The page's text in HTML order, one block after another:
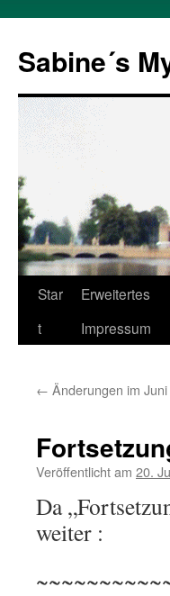
springen
Sabine´s
Star
t
Erweitertes
Impressum
← Änderungen im
Veröffentlicht am 20.
Da
weiter :